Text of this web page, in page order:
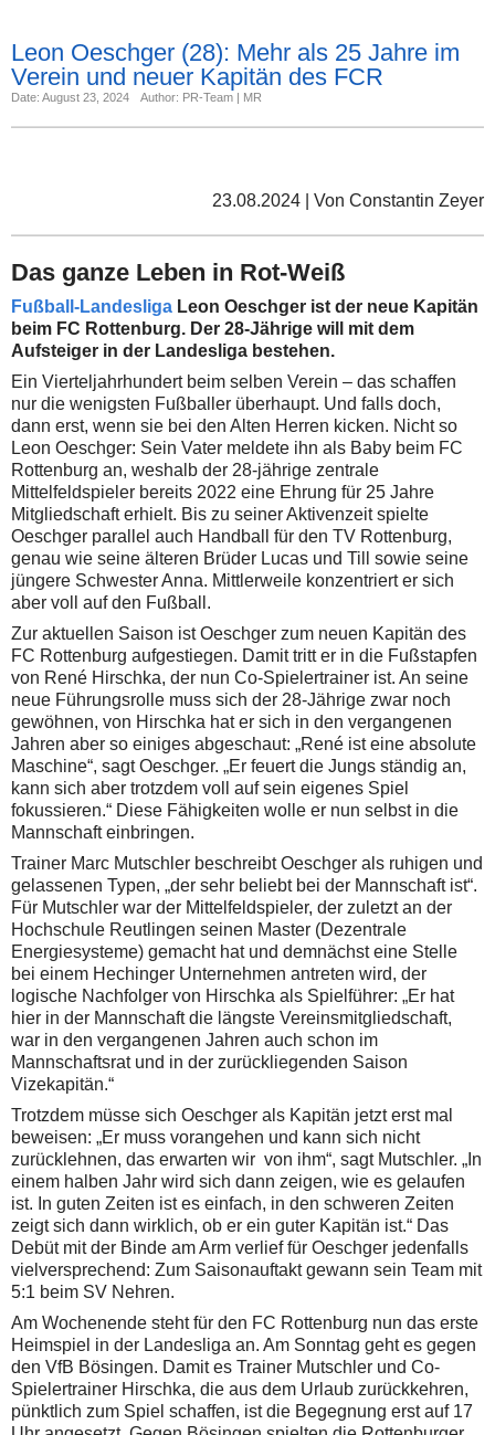
Leon Oeschger (28): Mehr als 25 Jahre im
Verein und neuer Kapitän des FCR
Date: August 23, 2024 Author: PR-Team | MR
23.08.2024 | Von Constantin Zeyer
Das ganze Leben in Rot-Weiß
Fußball-Landesliga Leon Oeschger ist der neue Kapitän
beim FC Rottenburg. Der 28-Jährige will mit dem
Aufsteiger in der Landesliga bestehen.
Ein Vierteljahrhundert beim selben Verein – das schaffen
nur die wenigsten Fußballer überhaupt. Und falls doch,
dann erst, wenn sie bei den Alten Herren kicken. Nicht so
Leon Oeschger: Sein Vater meldete ihn als Baby beim FC
Rottenburg an, weshalb der 28-jährige zentrale
Mittelfeldspieler bereits 2022 eine Ehrung für 25 Jahre
Mitgliedschaft erhielt. Bis zu seiner Aktivenzeit spielte
Oeschger parallel auch Handball für den TV Rottenburg,
genau wie seine älteren Brüder Lucas und Till sowie seine
jüngere Schwester Anna. Mittlerweile konzentriert er sich
aber voll auf den Fußball.
Zur aktuellen Saison ist Oeschger zum neuen Kapitän des
FC Rottenburg aufgestiegen. Damit tritt er in die Fußstapfen
von René Hirschka, der nun Co-Spielertrainer ist. An seine
neue Führungsrolle muss sich der 28-Jährige zwar noch
gewöhnen, von Hirschka hat er sich in den vergangenen
Jahren aber so einiges abgeschaut: „René ist eine absolute
Maschine“, sagt Oeschger. „Er feuert die Jungs ständig an,
kann sich aber trotzdem voll auf sein eigenes Spiel
fokussieren.“ Diese Fähigkeiten wolle er nun selbst in die
Mannschaft einbringen.
Trainer Marc Mutschler beschreibt Oeschger als ruhigen und
gelassenen Typen, „der sehr beliebt bei der Mannschaft ist“.
Für Mutschler war der Mittelfeldspieler, der zuletzt an der
Hochschule Reutlingen seinen Master (Dezentrale
Energiesysteme) gemacht hat und demnächst eine Stelle
bei einem Hechinger Unternehmen antreten wird, der
logische Nachfolger von Hirschka als Spielführer: „Er hat
hier in der Mannschaft die längste Vereinsmitgliedschaft,
war in den vergangenen Jahren auch schon im
Mannschaftsrat und in der zurückliegenden Saison
Vizekapitän.“
Trotzdem müsse sich Oeschger als Kapitän jetzt erst mal
beweisen: „Er muss vorangehen und kann sich nicht
zurücklehnen, das erwarten wir von ihm“, sagt Mutschler. „In
einem halben Jahr wird sich dann zeigen, wie es gelaufen
ist. In guten Zeiten ist es einfach, in den schweren Zeiten
zeigt sich dann wirklich, ob er ein guter Kapitän ist.“ Das
Debüt mit der Binde am Arm verlief für Oeschger jedenfalls
vielversprechend: Zum Saisonauftakt gewann sein Team mit
5:1 beim SV Nehren.
Am Wochenende steht für den FC Rottenburg nun das erste
Heimspiel in der Landesliga an. Am Sonntag geht es gegen
den VfB Bösingen. Damit es Trainer Mutschler und Co-
Spielertrainer Hirschka, die aus dem Urlaub zurückkehren,
pünktlich zum Spiel schaffen, ist die Begegnung erst auf 17